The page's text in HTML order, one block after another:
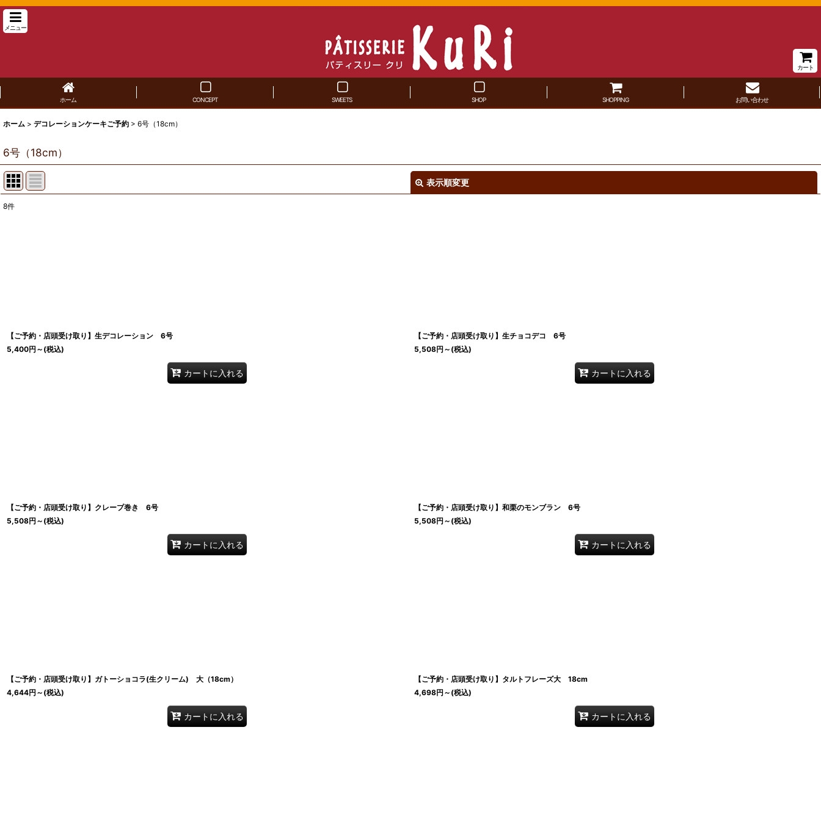
メニュー
カート
ホーム CONCEPT SWEETS SHOP SHOPPING お問い合わせ
ホーム > デコレーションケーキご予約 > 6号（18cm）
6号（18cm）
表示順変更
8件
【ご予約・店頭受け取り】生デコレーション 6号
5,400円 ～ (税込)
カートに入れる
【ご予約・店頭受け取り】生チョコデコ 6号
5,508円 ～ (税込)
カートに入れる
【ご予約・店頭受け取り】クレープ巻き 6号
5,508円 ～ (税込)
カートに入れる
【ご予約・店頭受け取り】和栗のモンブラン 6号
5,508円 ～ (税込)
カートに入れる
【ご予約・店頭受け取り】ガトーショコラ(生クリーム) 大（18cm）
4,644円 ～ (税込)
カートに入れる
【ご予約・店頭受け取り】タルトフレーズ大 18cm
4,698円 ～ (税込)
カートに入れる